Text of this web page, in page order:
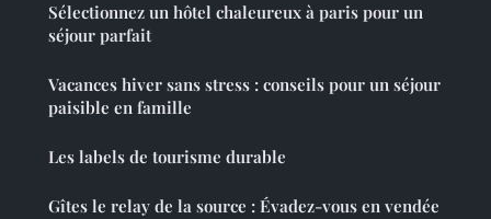
Sélectionnez un hôtel chaleureux à paris pour un
séjour parfait
Vacances hiver sans stress : conseils pour un séjour
paisible en famille
Les labels de tourisme durable
Gîtes le relay de la source : Évadez-vous en vendée